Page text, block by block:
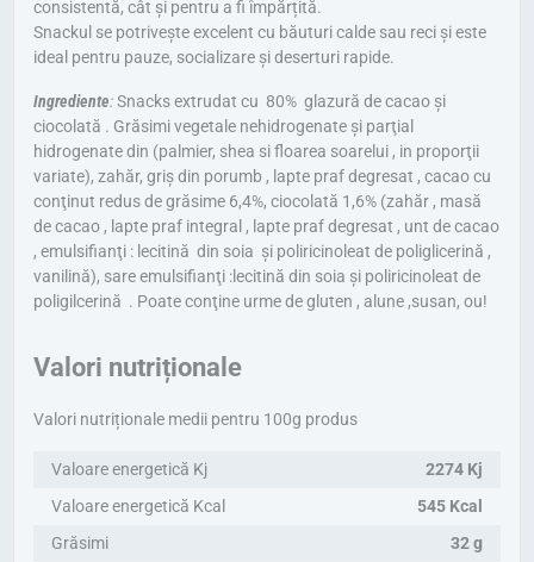
consistentă, cât și pentru a fi împărțită.
Snackul se potrivește excelent cu băuturi calde sau reci și este
ideal pentru pauze, socializare și deserturi rapide.
Ingrediente:Snacks extrudat cu 80% glazură de cacao și
ciocolată . Grăsimi vegetale nehidrogenate și parţial
hidrogenate din (palmier, shea si floarea soarelui , in proporţii
variate), zahăr, griș din porumb , lapte praf degresat , cacao cu
conţinut redus de grăsime 6,4%, ciocolată 1,6% (zahăr , masă
de cacao , lapte praf integral , lapte praf degresat , unt de cacao
, emulsifianţi : lecitină din soia și poliricinoleat de poliglicerină ,
vanilină), sare emulsifianţi :lecitină din soia și poliricinoleat de
poligilcerină . Poate conţine urme de gluten , alune ,susan, ou!
Valori nutriționale
Valori nutriționale medii pentru 100g produs
Valoare energetică Kj
2274 Kj
Valoare energetică Kcal
545 Kcal
Grăsimi
32 g